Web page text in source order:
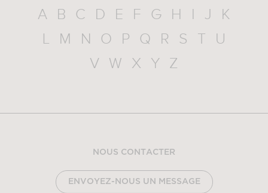
A B C D E F G H I J
K
L
M N O P Q R S T
U
V
W X Y Z
NOUS CONTACTER
ENVOYEZ-NOUS UN MESSAGE